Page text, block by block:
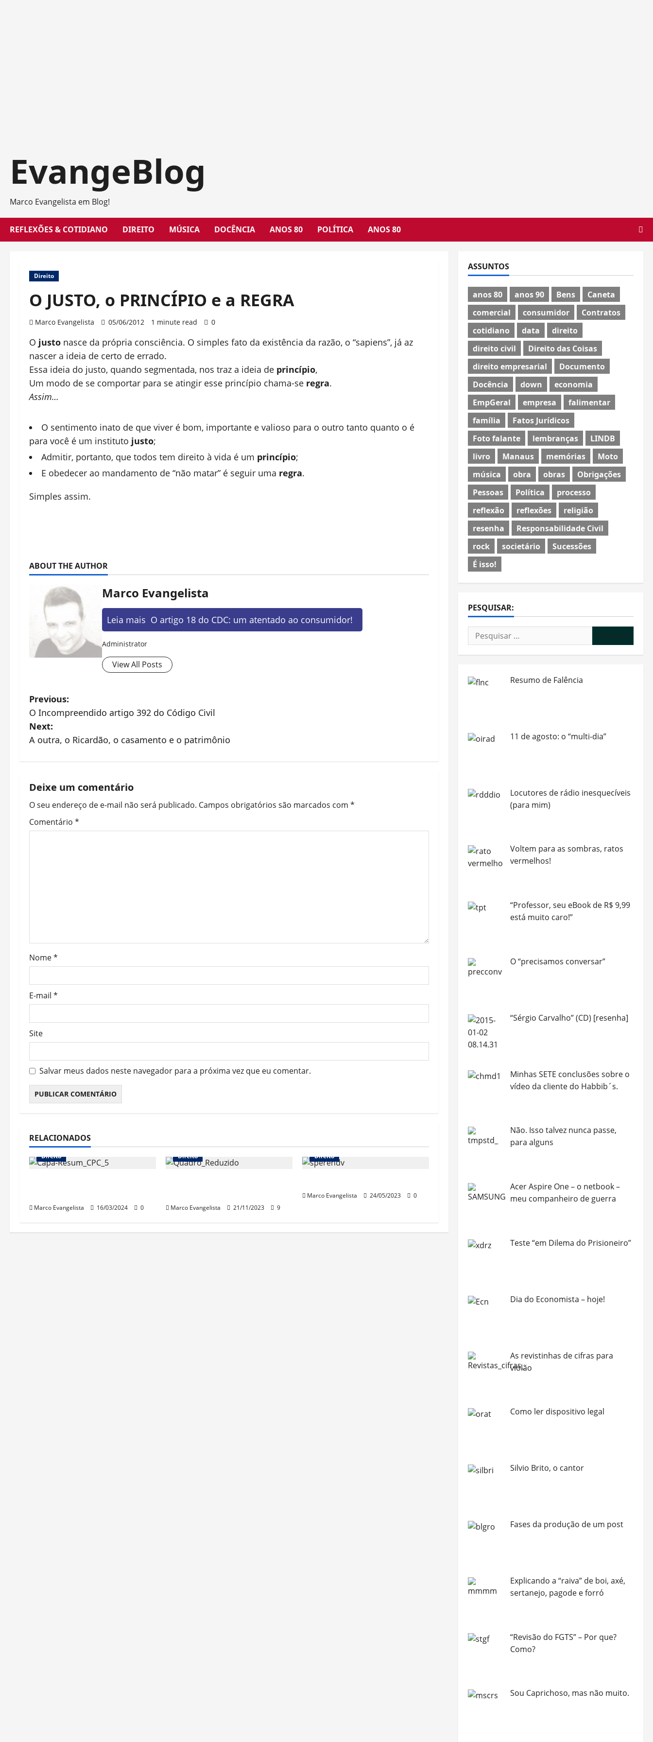
contentEvangeBlog
Marco Evangelista em Blog!
REFLEXÕES & COTIDIANO DIREITO MÚSICA DOCÊNCIA ANOS 80 POLÍTICA ANOS 80
Direito
O JUSTO, o PRINCÍPIO e a REGRA
Marco Evangelista 05/06/2012 1 minute read 0
O justo nasce da própria consciência. O simples fato da existência da razão, o “sapiens”, já az
nascer a ideia de certo de errado.
Essa ideia do justo, quando segmentada, nos traz a ideia de princípio,
Um modo de se comportar para se atingir esse princípio chama-se regra.
Assim…
O sentimento inato de que viver é bom, importante e valioso para o outro tanto quanto o é
para você é um instituto justo;
Admitir, portanto, que todos tem direito à vida é um princípio;
E obedecer ao mandamento de “não matar” é seguir uma regra.
Simples assim.
ABOUT THE AUTHOR
Marco Evangelista
Leia mais O artigo 18 do CDC: um atentado ao consumidor!
Administrator
View All Posts
P
o
s
n
a
v
o
n
Previous:
O Incompreendido artigo 392 do Código Civil
Next:
A outra, o Ricardão, o casamento e o patrimônio
Deixe um comentário
O seu endereço de e-mail não será publicado. Campos obrigatórios são marcados com *
Comentário *
Nome*
E-mail *
Site
Salvar meus dados neste navegador para a próxima vez que eu comentar.
RELACIONADOS
Direito
Marco Evangelista 16/03/2024 0
Direito
Marco Evangelista 21/11/2023 9
Direito
Marco Evangelista 24/05/2023 0
ASSUNTOS
anos 80 anos 90 Bens
Caneta
comercial
consumidor
Contratos
cotidiano
data
direito
direito civil
Direito das Coisas
direito empresarial
Documento
Docência
down
economia
EmpGeral
empresa
falimentar
família
Fatos Jurídicos
Foto falante
lembranças
LINDB
livro
Manaus memórias
Moto
música
obra obras
Obrigações
Pessoas
Política
processo
reflexão
reflexões
religião
resenha
Responsabilidade Civil
rock
societário
Sucessões
É isso!
PESQUISAR:
Pesquisar
por:
Resumo de Falência
11 de agosto: o “multi-dia”
Locutores de rádio inesquecíveis
(para mim)
Voltem para as sombras, ratos
vermelhos!
“Professor, seu eBook de R$ 9,99
está muito caro!”
O “precisamos conversar”
“Sérgio Carvalho” (CD) [resenha]
Minhas SETE conclusões sobre o
vídeo da cliente do Habbib´s.
Não. Isso talvez nunca passe,
para alguns
Acer Aspire One – o netbook –
meu companheiro de guerra
Teste “em Dilema do Prisioneiro”
Dia do Economista – hoje!
As revistinhas de cifras para
violão
Como ler dispositivo legal
Silvio Brito, o cantor
Fases da produção de um post
Explicando a “raiva” de boi, axé,
sertanejo, pagode e forró
“Revisão do FGTS” – Por que?
Como?
Sou Caprichoso, mas não muito.